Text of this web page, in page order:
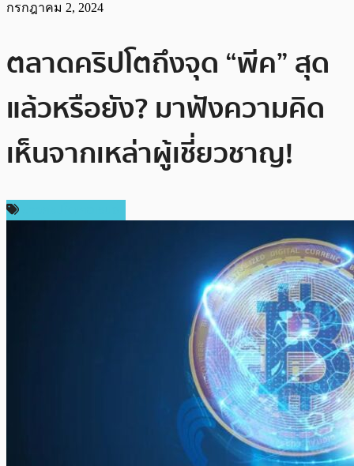
กรกฎาคม 2, 2024
ตลาดคริปโตถึงจุด “พีค” สุด
แล้วหรือยัง? มาฟังความคิด
เห็นจากเหล่าผู้เชี่ยวชาญ!